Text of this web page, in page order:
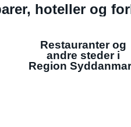
hoteller og
Restauranter og
andre steder i
Region